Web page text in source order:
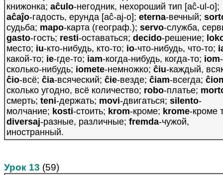
книжонка; aĉulo-негодник, нехороший тип [aĉ-ul-o];
aĉaĵo-гадость, ерунда [aĉ-aj-o]; eterna-вечный;
судьба; mapo-карта (географ.); servo-служба,
gasto-гость; resti-оставаться; decido-решение;
место; iu-кто-нибудь, кто-то; io-что-нибудь, что-то;
какой-то; ie-где-то; iam-когда-нибудь, когда-то; iom-
сколько-нибудь; iomete-немножко; ĉiu-каждый,
ĉio-всё; ĉia-всяческий; ĉie-везде; ĉiam-всегда;
сколько угодно, всё количество; robo-платье;
смерть; teni-держать; movi-двигаться; silento-
молчание; kosti-стоить; krom-кроме; krome-кроме
diversaj-разные, различные; fremda-чужой,
иностранный.
Урок 13 (59)